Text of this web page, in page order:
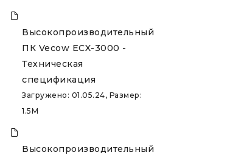
Высокопроизводительный
ПК Vecow ECX-3000 -
Техническая
спецификация
Загружено: 01.05.24, Размер:
1.5M
Высокопроизводительный